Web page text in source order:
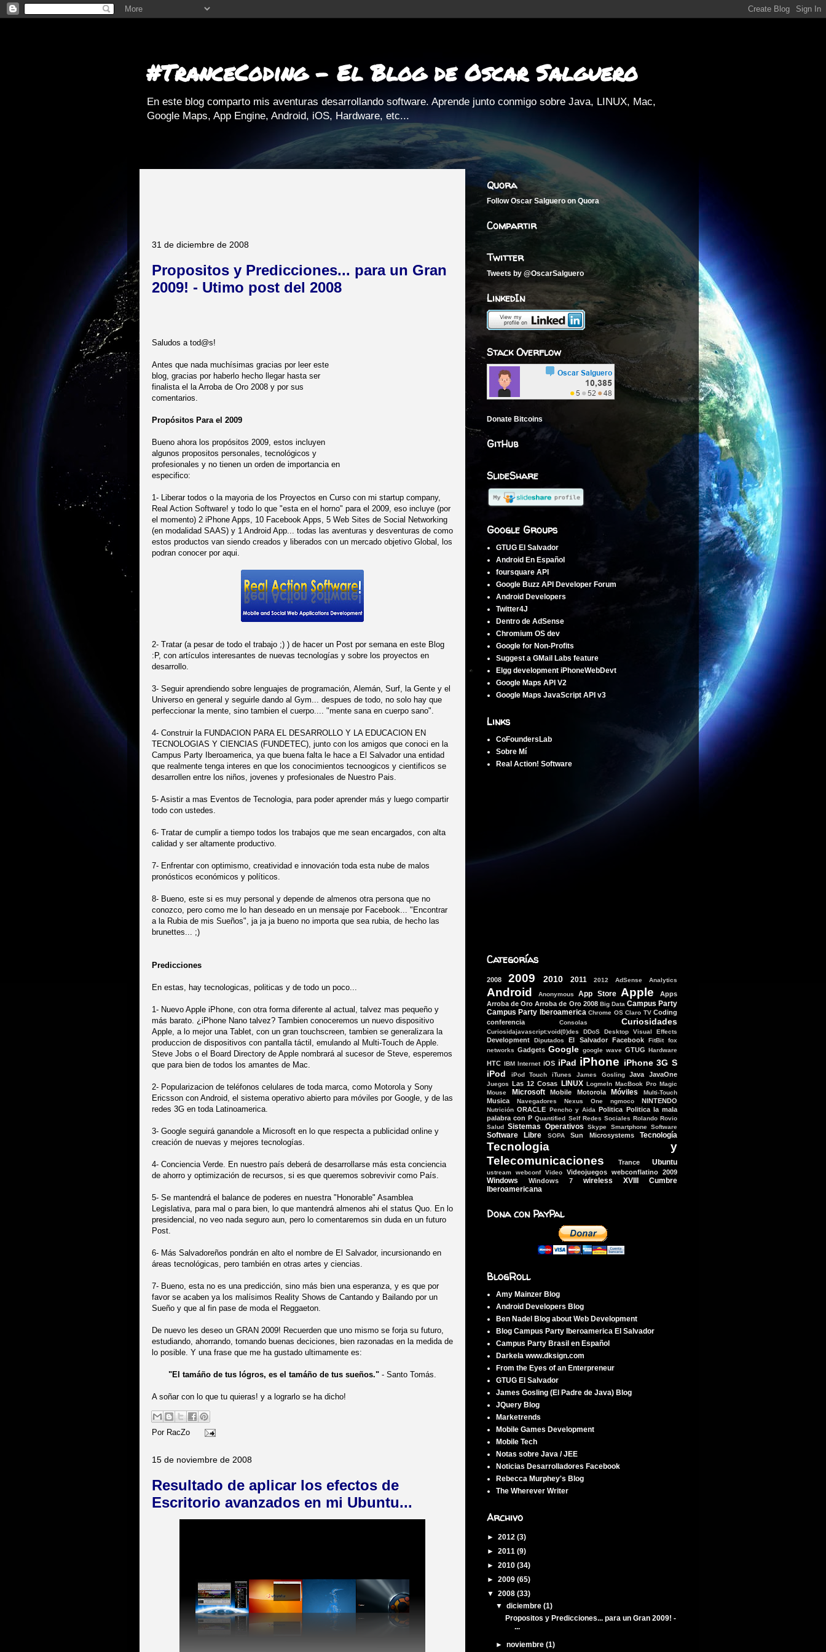
#TranceCoding - El Blog de Oscar Salguero
En este blog comparto mis aventuras desarrollando software. Aprende junto conmigo sobre Java, LINUX, Mac,
Google Maps, App Engine, Android, iOS, Hardware, etc...
31 de diciembre de 2008
Propositos y Predicciones... para un Gran
2009! - Utimo post del 2008
Saludos a tod@s!
Antes que nada muchísimas gracias por leer este
blog, gracias por haberlo hecho llegar hasta ser
finalista el la Arroba de Oro 2008 y por sus
comentarios.
Propósitos Para el 2009
Bueno ahora los propósitos 2009, estos incluyen
algunos propositos personales, tecnológicos y
profesionales y no tienen un orden de importancia en
especifico:
1- Liberar todos o la mayoria de los Proyectos en Curso con mi startup company,
Real Action Software! y todo lo que "esta en el horno" para el 2009, eso incluye (por
el momento) 2 iPhone Apps, 10 Facebook Apps, 5 Web Sites de Social Networking
(en modalidad SAAS) y 1 Android App... todas las aventuras y desventuras de como
estos productos van siendo creados y liberados con un mercado objetivo Global, los
podran conocer por aqui.
2- Tratar (a pesar de todo el trabajo ;) ) de hacer un Post por semana en este Blog
:P, con artículos interesantes de nuevas tecnologías y sobre los proyectos en
desarrollo.
3- Seguir aprendiendo sobre lenguajes de programación, Alemán, Surf, la Gente y el
Universo en general y seguirle dando al Gym... despues de todo, no solo hay que
perfeccionar la mente, sino tambien el cuerpo.... "mente sana en cuerpo sano".
4- Construir la FUNDACION PARA EL DESARROLLO Y LA EDUCACION EN
TECNOLOGIAS Y CIENCIAS (FUNDETEC), junto con los amigos que conoci en la
Campus Party Iberoamerica, ya que buena falta le hace a El Salvador una entidad
que realmente tenga interes en que los conocimientos tecnoogicos y cientificos se
desarrollen entre los niños, jovenes y profesionales de Nuestro Pais.
5- Asistir a mas Eventos de Tecnologia, para poder aprender más y luego compartir
todo con ustedes.
6- Tratar de cumplir a tiempo todos los trabajos que me sean encargados, con alta
calidad y ser altamente productivo.
7- Enfrentar con optimismo, creatividad e innovación toda esta nube de malos
pronósticos económicos y políticos.
8- Bueno, este si es muy personal y depende de almenos otra persona que no
conozco, pero como me lo han deseado en un mensaje por Facebook... "Encontrar
a la Rubia de mis Sueños", ja ja ja bueno no importa que sea rubia, de hecho las
brunettes... ;)
Predicciones
En estas, hay tecnologicas, politicas y de todo un poco...
1- Nuevo Apple iPhone, con otra forma diferente al actual, talvez mas pequeño y
más barato. ¿iPhone Nano talvez? Tambien conoceremos un nuevo dispositivo
Apple, a lo mejor una Tablet, con un gran touchscreen, tambien se generalizara la
produccion de dispositivos con pantalla táctil, emulando al Multi-Touch de Apple.
Steve Jobs o el Board Directory de Apple nombrará al sucesor de Steve, esperemos
que para bien de todos los amantes de Mac.
2- Popularizacion de teléfonos celulares de toda marca, como Motorola y Sony
Ericsson con Android, el sistema operativo abierto para móviles por Google, y de las
redes 3G en toda Latinoamerica.
3- Google seguirá ganandole a Microsoft en lo que respecta a publicidad online y
creación de nuevas y mejores tecnologías.
4- Conciencia Verde. En nuestro país deberá de desarrollarse más esta conciencia
de ahorro y optimización de recursos, si es que queremos sobrevivir como País.
5- Se mantendrá el balance de poderes en nuestra "Honorable" Asamblea
Legislativa, para mal o para bien, lo que mantendrá almenos ahi el status Quo. En lo
presidencial, no veo nada seguro aun, pero lo comentaremos sin duda en un futuro
Post.
6- Más Salvadoreños pondrán en alto el nombre de El Salvador, incursionando en
áreas tecnológicas, pero también en otras artes y ciencias.
7- Bueno, esta no es una predicción, sino más bien una esperanza, y es que por
favor se acaben ya los malísimos Reality Shows de Cantando y Bailando por un
Sueño y que al fin pase de moda el Reggaeton.
De nuevo les deseo un GRAN 2009! Recuerden que uno mismo se forja su futuro,
estudiando, ahorrando, tomando buenas deciciones, bien razonadas en la medida de
lo posible. Y una frase que me ha gustado ultimamente es:
"El tamáño de tus lógros, es el tamáño de tus sueños." - Santo Tomás.
A soñar con lo que tu quieras! y a lograrlo se ha dicho!
Por RacZo
15 de noviembre de 2008
Resultado de aplicar los efectos de
Escritorio avanzados en mi Ubuntu...
Quora
FollowOscar Salguero on Quora
Compartir
Twitter
Tweets by @OscarSalguero
LinkedIn
Stack Overflow
Donate Bitcoins
GitHub
SlideShare
Google Groups
GTUG El Salvador
Android En Español
foursquare API
Google Buzz API Developer Forum
Android Developers
Twitter4J
Dentro de AdSense
Chromium OS dev
Google for Non-Profits
Suggest a GMail Labs feature
Elgg development iPhoneWebDevt
Google Maps API V2
Google Maps JavaScript API v3
Links
CoFoundersLab
Sobre Mí
Real Action! Software
Categorías
2008 2009 2010 2011 2012 AdSense Analytics
Android Anonymous App Store Apple
Apps
Arroba de Oro Arroba de Oro 2008 Big Data Campus Party
Campus Party Iberoamerica Chrome OS Claro TV Coding
conferencia
Consolas Curiosidades
Curiosidajavascript:void(0)des DDoS Desktop Visual Effects
Development Diputados El Salvador Facebook FitBit
fox
networks Gadgets Google google wave GTUG Hardware
HTC IBM Internet iOS iPad iPhone iPhone 3G S
iPod
iPod Touch iTunes James Gosling Java JavaOne
Juegos Las 12 Cosas LINUX LogmeIn MacBook Pro Magic
Mouse
Microsoft Mobile Motorola Móviles Multi-Touch
Musica Navegadores Nexus One ngmoco NINTENDO
Nutrición ORACLE Pencho y Aida Politica Politica la mala
palabra con P Quantified Self Redes Sociales Rolando Rovio
Salud Sistemas Operativos Skype Smartphone Software
Software Libre SOPA Sun Microsystems Tecnología
Tecnologia y
Telecomunicaciones
Trance Ubuntu
ustream webconf Video Videojuegos webconflatino 2009
Windows Windows 7 wireless
XVIII Cumbre
Iberoamericana
Dona con PayPal
BlogRoll
Amy Mainzer Blog
Android Developers Blog
Ben Nadel Blog about Web Development
Blog Campus Party Iberoamerica El Salvador
Campus Party Brasil en Español
Darkela www.dksign.com
From the Eyes of an Enterpreneur
GTUG El Salvador
James Gosling (El Padre de Java) Blog
JQuery Blog
Marketrends
Mobile Games Development
Mobile Tech
Notas sobre Java / JEE
Noticias Desarrolladores Facebook
Rebecca Murphey's Blog
The Wherever Writer
Archivo
► 2012 (3)
► 2011 (9)
► 2010 (34)
► 2009 (65)
▼ 2008 (33)
▼diciembre(1)
Propositos y Predicciones... para un Gran 2009! -
...
►noviembre(1)